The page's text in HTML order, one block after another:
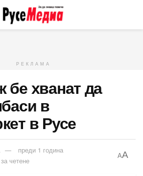
РЕКЛАМА
хванат да
в
в Русе
преди 1 година
четене
AA